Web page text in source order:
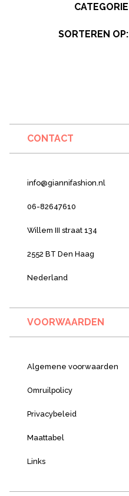
CATEGORIE
SORTEREN OP:
CONTACT
info@giannifashion.nl
06-82647610
Willem III straat 134
2552 BT Den Haag
Nederland
VOORWAARDEN
Algemene voorwaarden
Omruilpolicy
Privacybeleid
Maattabel
Links